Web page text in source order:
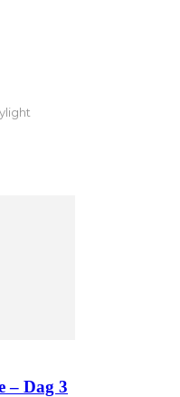
– Dag 3